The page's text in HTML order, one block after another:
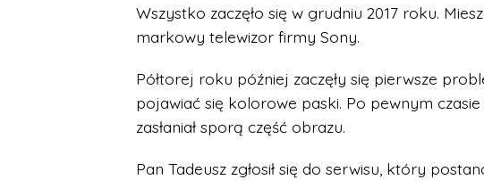
Wszystko zaczęło się w grudniu 2017 roku.
markowy telewizor firmy Sony.
Półtorej roku później zaczęły się pierwsze
pojawiać się kolorowe paski. Po pewnym
zasłaniał sporą część obrazu.
Pan Tadeusz zgłosił się do serwisu, który